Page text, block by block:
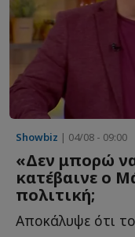
Showbiz | 04/08 - 09:00
«Δεν μπορώ
κατέβαινε ο
πολιτική;
Αποκάλυψε ότι